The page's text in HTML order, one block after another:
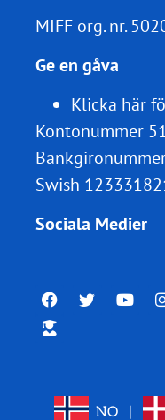
MIFF org. nr.
Ge en gåva
Klicka här
Kontonummer
Swish
Sociala Medier
NO